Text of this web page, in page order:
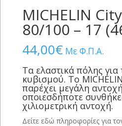
MICHELIN
80/100 – 17
44,00€ Με Φ.Π.Α.
Τα ελαστικά πόλης για
κυβισμού. Το
παρέχει μεγάλη
οποιεσδήποτε
χιλιομετρική αντοχή.
Δείτε εδώ πληροφορίες για